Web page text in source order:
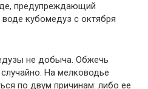
предупреждающий
кубомедуз с октября
не добыча. Обжечь
На мелководье
по двум причинам: либо ее